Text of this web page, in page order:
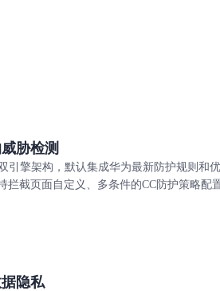
胁检测
引擎架构，默认集成华为最新防护规则和
拦截页面自定义、多条件的CC防护策略配
隐私